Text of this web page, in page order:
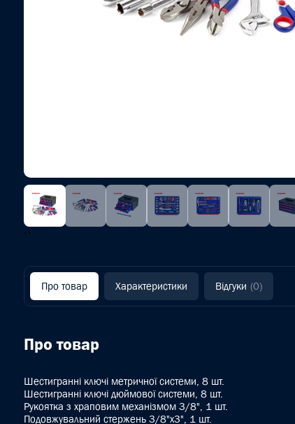
‹›
Про товар Характеристики Відгуки (0)
Про товар
Шестигранні ключі метричної системи, 8 шт.
Шестигранні ключі дюймової системи, 8 шт.
Рукоятка з храповим механізмом 3/8", 1 шт.
Подовжувальний стержень 3/8"х3", 1 шт.